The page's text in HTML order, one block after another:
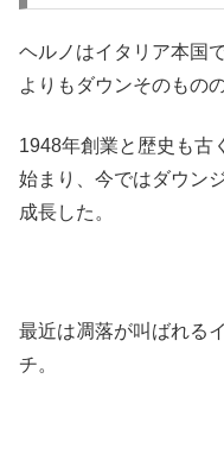
ヘルノはイタリア本国
よりもダウンそのもの
1948年創業と歴史も古
始まり、今ではダウン
成長した。
最近は凋落が叫ばれる
チ。